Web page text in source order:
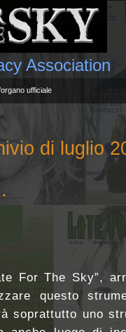
Association
ufficiale
di luglio
For The Sky”,
questo
soprattutto uno